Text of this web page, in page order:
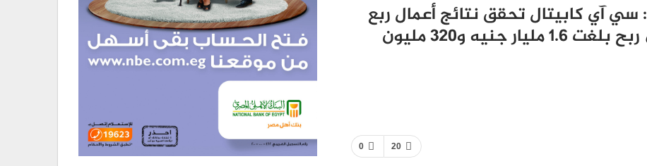
نتائج أعمال الربع الأول من 2023: سي آي كابيتال تحقق نتائج أعمال ربع
سنوية قياسية بإيرادات وصافي ربح بلغت 1.6 مليار جنيه و320 مليون
0 20